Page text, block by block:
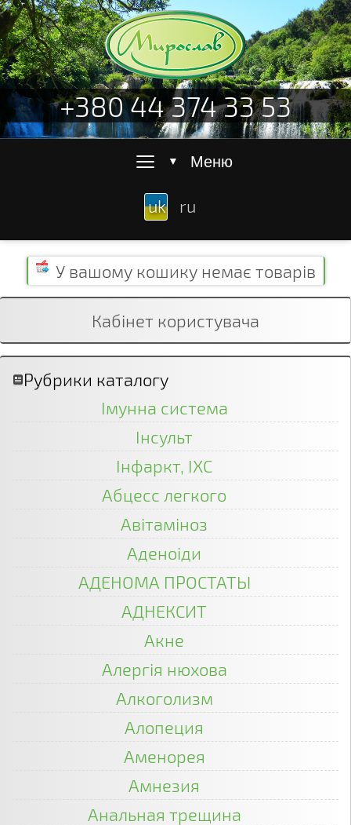
+380 44 374 33 53
≡ ▼ Меню
uk ru
У вашому кошику немає товарів
Кабінет користувача
Рубрики каталогу
Імунна система
Інсульт
Інфаркт, ІХС
Абцесс легкого
Авітаміноз
Аденоіди
АДЕНОМА ПРОСТАТЫ
АДНЕКСИТ
Акне
Алергія нюхова
Алкоголизм
Алопеция
Аменорея
Амнезия
Анальная трещина